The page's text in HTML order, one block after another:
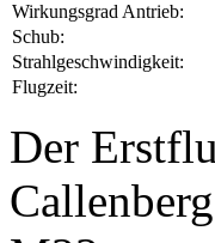
Wirkungsgrad Antrieb:
Schub:
Strahlgeschwindigkeit:
Flugzeit:
Der